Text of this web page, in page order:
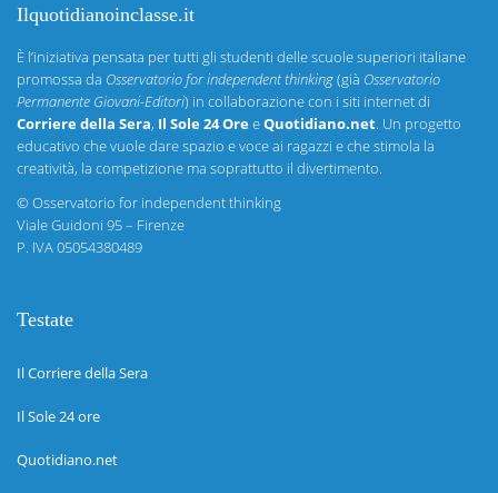
Ilquotidianoinclasse.it
È l’iniziativa pensata per tutti gli studenti delle scuole superiori italiane
promossa da Osservatorio for independent thinking(già Osservatorio
Permanente Giovani-Editori) in collaborazione con i siti internet di
Corriere della Sera, Il Sole 24 OreeQuotidiano.net. Un progetto
educativo che vuole dare spazio e voce ai ragazzi e che stimola la
creatività, la competizione ma soprattutto il divertimento.
©Osservatorio for independent thinking
Viale Guidoni 95 – Firenze
P. IVA 05054380489
Testate
Il Corriere della Sera
Il Sole 24 ore
Quotidiano.net